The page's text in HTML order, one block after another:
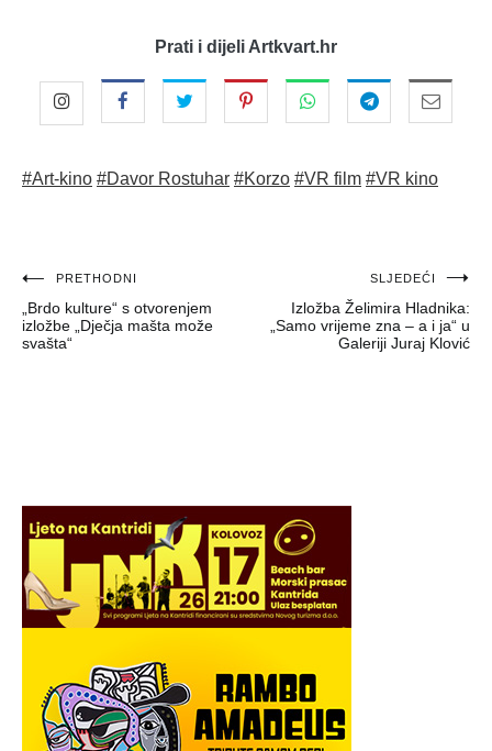
Prati i dijeli Artkvart.hr
#Art-kino #Davor Rostuhar #Korzo #VR film #VR kino
Navigacija
objava
PRETHODNI
„Brdo kulture“ s otvorenjem
izložbe „Dječja mašta može
svašta“
SLJEDEĆI
Izložba Želimira Hladnika:
„Samo vrijeme zna – a i ja“ u
Galeriji Juraj Klović